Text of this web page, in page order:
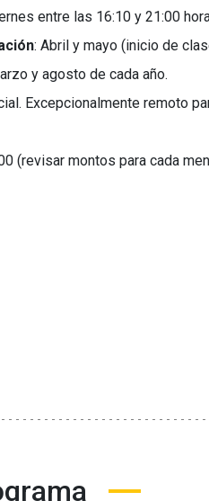
entre las 16:10 y 21:00
: Abril y mayo (inicio de
y agosto de cada año.
Excepcionalmente remoto
(revisar montos para cada